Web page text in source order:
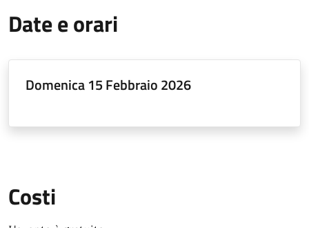
Date e orari
Domenica 15 Febbraio 2026
Costi